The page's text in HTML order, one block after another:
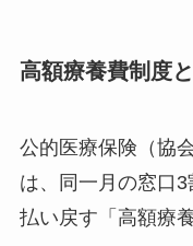
高額療養費制度
公的医療保険（協
は、同一月の窓口
払い戻す「高額療